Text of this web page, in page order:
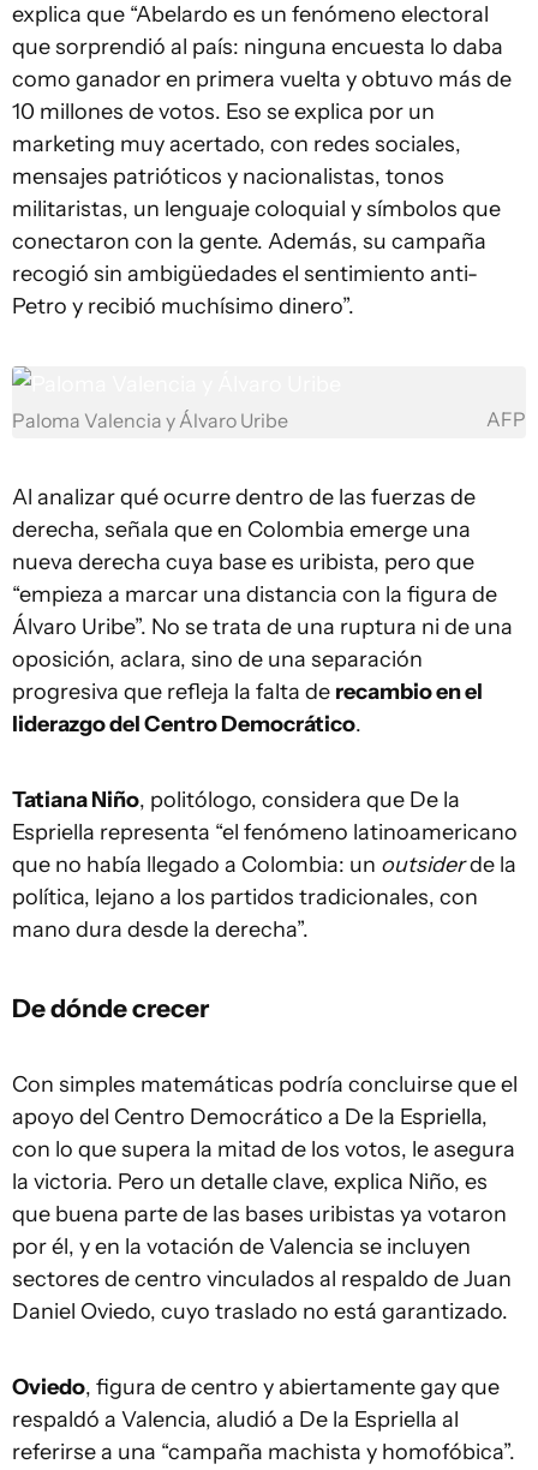
explica que “Abelardo es un fenómeno electoral
que sorprendió al país: ninguna encuesta lo daba
como ganador en primera vuelta y obtuvo más de
10 millones de votos. Eso se explica por un
marketing muy acertado, con redes sociales,
mensajes patrióticos y nacionalistas, tonos
militaristas, un lenguaje coloquial y símbolos que
conectaron con la gente. Además, su campaña
recogió sin ambigüedades el sentimiento anti-
Petro y recibió muchísimo dinero”.
Paloma Valencia y Álvaro Uribe AFP
Al analizar qué ocurre dentro de las fuerzas de
derecha, señala que en Colombia emerge una
nueva derecha cuya base es uribista, pero que
“empieza a marcar una distancia con la figura de
Álvaro Uribe”. No se trata de una ruptura ni de una
oposición, aclara, sino de una separación
progresiva que refleja la falta de recambio en el
liderazgo del Centro Democrático.
Tatiana Niño, politólogo, considera que De la
Espriella representa “el fenómeno latinoamericano
que no había llegado a Colombia: un outsiderde la
política, lejano a los partidos tradicionales, con
mano dura desde la derecha”.
De dónde crecer
Con simples matemáticas podría concluirse que el
apoyo del Centro Democrático a De la Espriella,
con lo que supera la mitad de los votos, le asegura
la victoria. Pero un detalle clave, explica Niño, es
que buena parte de las bases uribistas ya votaron
por él, y en la votación de Valencia se incluyen
sectores de centro vinculados al respaldo de Juan
Daniel Oviedo, cuyo traslado no está garantizado.
Oviedo, figura de centro y abiertamente gay que
respaldó a Valencia, aludió a De la Espriella al
referirse a una “campaña machista y homofóbica”.